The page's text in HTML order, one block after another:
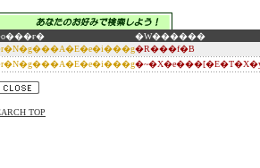
�W������
�R���f�B
TOP